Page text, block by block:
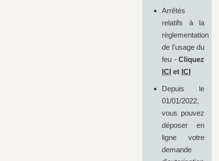
Arrêtés
relatifs à la
règlementation
de l'usage du
feu -Cliquez
ICI et ICI
Depuis le
01/01/2022,
vous pouvez
déposer en
ligne votre
demande